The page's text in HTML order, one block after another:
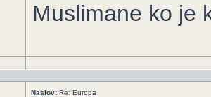
Muslimane ko je
Naslov: Re: Europa